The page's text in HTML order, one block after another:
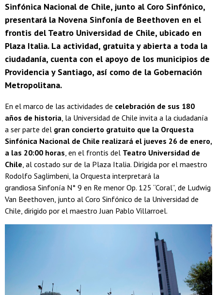
Sinfónica Nacional de Chile, junto al Coro Sinfónico,
presentará la Novena Sinfonía de Beethoven en el
frontis del Teatro Universidad de Chile, ubicado en
Plaza Italia. La actividad, gratuita y abierta a toda la
ciudadanía, cuenta con el apoyo de los municipios de
Providencia y Santiago, así como de la Gobernación
Metropolitana.
En el marco de las actividades de celebración de sus 180
años de historia, la Universidad de Chile invita a la ciudadanía
a ser parte del gran concierto gratuito que la Orquesta
Sinfónica Nacional de Chile realizará el jueves 26 de enero,
a las 20:00 horas, en el frontis del Teatro Universidad de
Chile, al costado sur de la Plaza Italia. Dirigida por el maestro
Rodolfo Saglimbeni, la Orquesta interpretará la
grandiosa Sinfonía N° 9 en Re menor Op. 125 “Coral”, de Ludwig
Van Beethoven, junto al Coro Sinfónico de la Universidad de
Chile, dirigido por el maestro Juan Pablo Villarroel.